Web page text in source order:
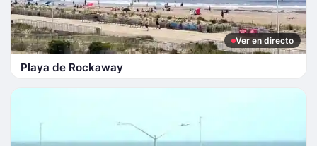
Ver en directo
Playa de Rockaway